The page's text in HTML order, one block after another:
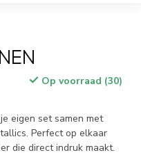
Op voorraad (30)
eigen set samen met
Perfect op elkaar
die direct indruk maakt.